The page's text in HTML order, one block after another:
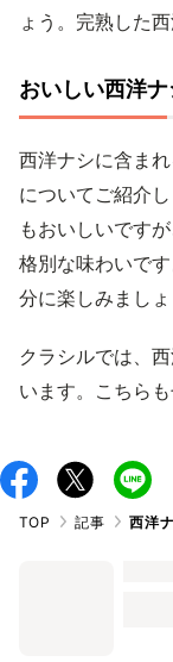
ょう。完熟した
おいしい西洋ナ
西洋ナシに含ま
についてご紹介
もおいしいです
格別な味わいで
分に楽しみましょ
クラシルでは、
います。こちら
TOP 記事 西洋